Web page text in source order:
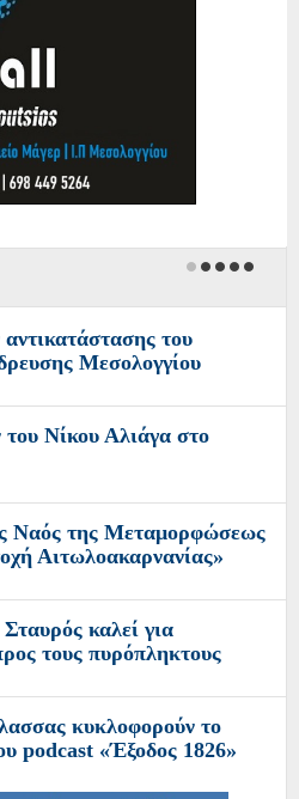
του
Μεσολογγίου
Νίκου Αλιάγα στο
Ναός της Μεταμορφώσεως
Αιτωλοακαρνανίας»
καλεί για
τους πυρόπληκτους
κυκλοφορούν το
podcast «Έξοδος 1826»